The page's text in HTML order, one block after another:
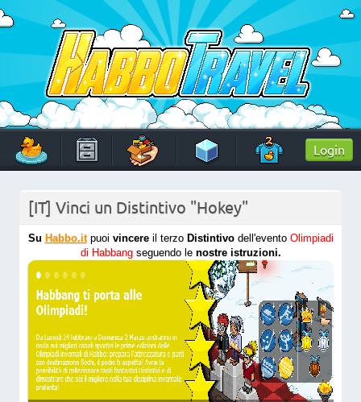
Skip
to
content
HabboTravel
Un viaggio di pixel!
Login
[IT] Vinci un Distintivo "Hokey"
Su Habbo.it puoi vincereil terzo Distintivodell'evento Olimpiadi
di Habbangseguendo le nostre istruzioni.